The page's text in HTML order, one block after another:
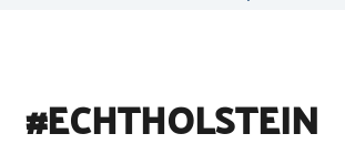
#ECHTHOLSTEIN